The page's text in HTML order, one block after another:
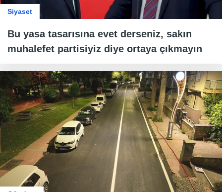
Siyaset
Bu yasa tasarısına evet derseniz, sakın
muhalefet partisiyiz diye ortaya çıkmayın